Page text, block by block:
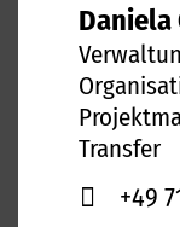
Daniela
Transfer
+49